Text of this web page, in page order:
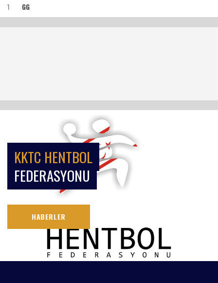
1 GG
KKTC HENTBOL
FEDERASYONU
HABERLER